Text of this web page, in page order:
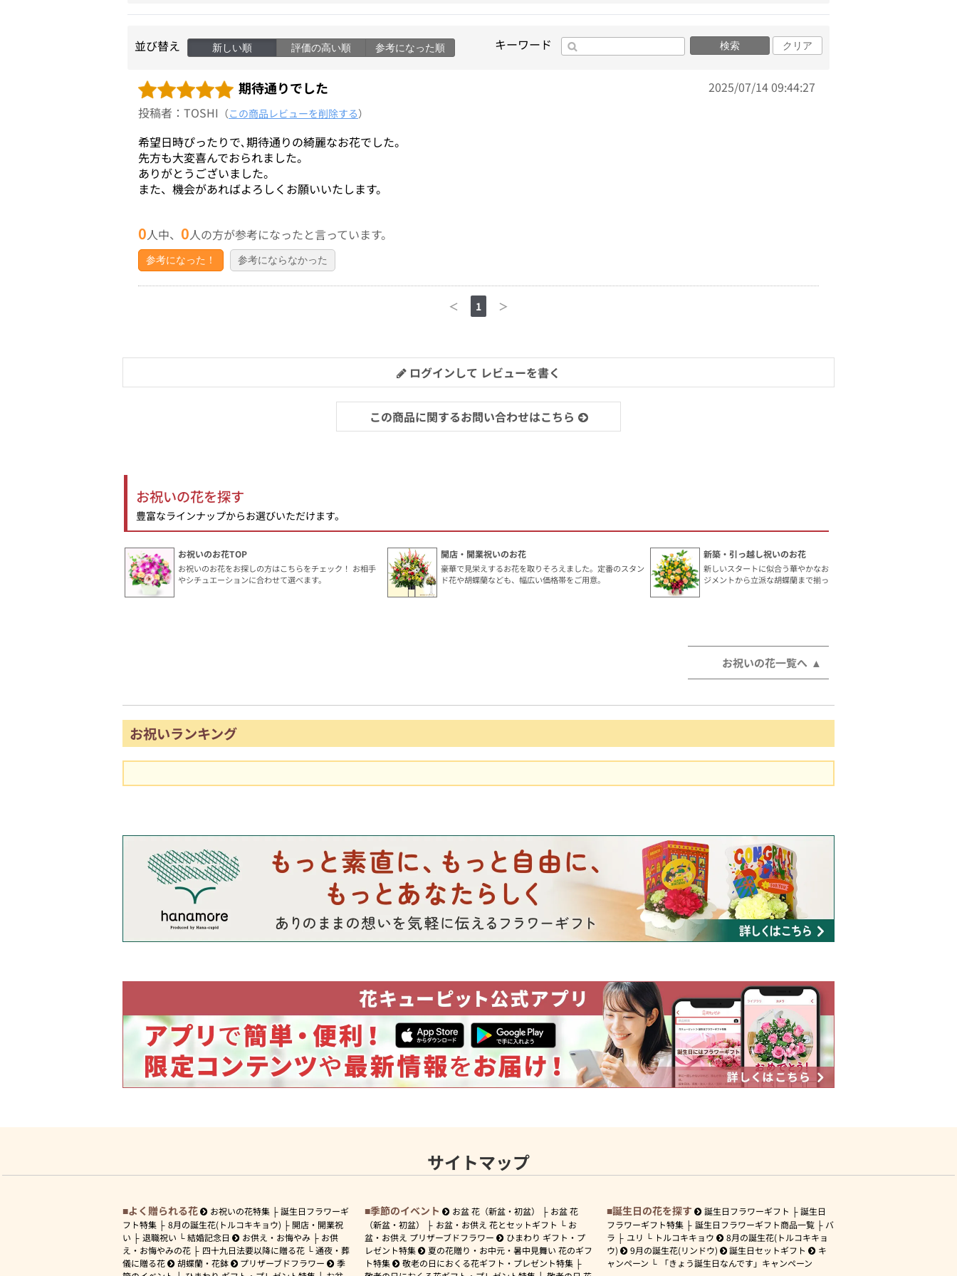
並び替え 新しい順 評価の高い順 参考になった順 キーワード 検索 クリア
期待通りでした
2025/07/14 09:44:27
投稿者：TOSHI （この商品レビューを削除する）
希望日時ぴったりで､期待通りの綺麗なお花でした。
先方も大変喜んでおられました。
ありがとうございました。
また、機会があればよろしくお願いいたします。
0人中、 0人の方が参考になったと言っています。
参考になった！ 参考にならなかった
＜ 1 ＞
ログインして レビューを書く
この商品に関するお問い合わせはこちら
お祝いの花を探す
豊富なラインナップからお選びいただけます。
お祝いのお花TOP
お祝いのお花をお探しの方はこちらをチェック！ お相手
やシチュエーションに合わせて選べます。
開店・開業祝いのお花
豪華で見栄えするお花を取りそろえました。定番のスタン
ド花や胡蝶蘭なども、幅広い価格帯をご用意。
新築・引っ越し祝いのお花
新しいスタートに似合う華やかなお花です。手頃なアレン
ジメントから立派な胡蝶蘭まで揃っています。
お祝いの花一覧へ
お祝いランキング
サイトマップ
よく贈られる花 お祝いの花特集
誕生日フラワーギ
フト特集
8月の誕生花(トルコキキョウ)
開店・開業祝
い
退職祝い 結婚記念日 お供え・お悔やみ
お供
え・お悔やみの花
四十九日法要以降に贈る花
通夜・葬
儀に贈る花
胡蝶蘭・花鉢 プリザーブドフラワー
季
季節のイベント お盆 花（新盆・初盆）
お盆 花
（新盆・初盆）
お盆・お供え 花とセットギフト
お
盆・お供え プリザーブドフラワー
ひまわり ギフト・プ
レゼント特集
夏の花贈り・お中元・暑中見舞い 花のギフ
ト特集
敬老の日におくる花ギフト・プレゼント特集
誕生日の花を探す 誕生日フラワーギフト
誕生日
フラワーギフト特集
誕生日フラワーギフト商品一覧
バ
ラ
ユリ トルコキキョウ
8月の誕生花(トルコキキョ
ウ)
9月の誕生花(リンドウ) 誕生日セットギフト
キ
ャンペーン
「きょう誕生日なんです」キャンペーン